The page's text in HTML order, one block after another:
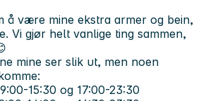
å være mine ekstra armer og bein,
Vi gjør helt vanlige ting sammen,
mine ser slik ut, men noen
15:30 og 17:00-23:30